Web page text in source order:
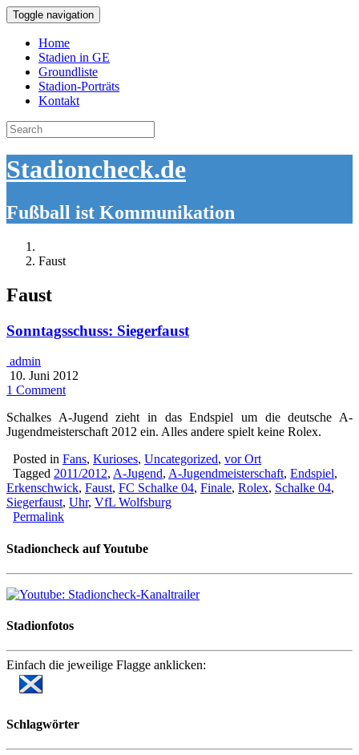
Toggle navigation
Home
Stadien in GE
Groundliste
Stadion-Porträts
Kontakt
Search
for:
Stadioncheck.de
Fußball ist Kommunikation
Faust
Faust
Sonntagsschuss: Siegerfaust
admin
10. Juni 2012
1 Comment
Schalkes A-Jugend zieht in das Endspiel um die deutsche A-
Jugendmeisterschaft 2012 ein. Alles andere spielt keine Rolex.
Posted in Fans, Kurioses, Uncategorized, vor Ort
Tagged 2011/2012, A-Jugend, A-Jugendmeisterschaft, Endspiel,
Erkenschwick, Faust, FC Schalke 04, Finale, Rolex, Schalke 04,
Siegerfaust, Uhr, VfL Wolfsburg
Permalink
Stadioncheck auf Youtube
Stadionfotos
Einfach die jeweilige Flagge anklicken:
Schlagwörter